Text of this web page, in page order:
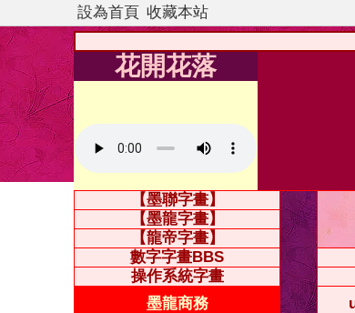
設為首頁 收藏本站
花開花落
【墨聯字畫】
【墨龍字畫】
【龍帝字畫】
數字字畫BBS
操作系統字畫
墨龍商務